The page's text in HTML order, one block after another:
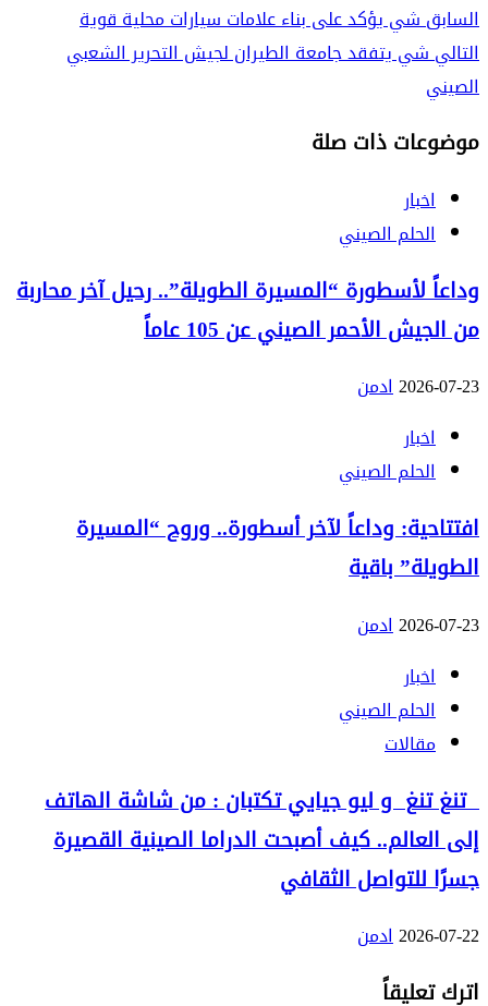
السابقشي يؤكد على بناء علامات سيارات محلية قوية
التاليشي يتفقد جامعة الطيران لجيش التحرير الشعبي
الصيني
موضوعات ذات صلة
اخبار
الحلم الصيني
وداعاً لأسطورة “المسيرة الطويلة”.. رحيل آخر محاربة
من الجيش الأحمر الصيني عن 105 عاماً
2026-07-23ادمن
اخبار
الحلم الصيني
افتتاحية: وداعاً لآخر أسطورة.. وروح “المسيرة
الطويلة” باقية
2026-07-23ادمن
اخبار
الحلم الصيني
مقالات
تنغ تنغ و ليو جيايي تكتبان : من شاشة الهاتف
إلى العالم.. كيف أصبحت الدراما الصينية القصيرة
جسرًا للتواصل الثقافي
2026-07-22ادمن
اترك تعليقاً